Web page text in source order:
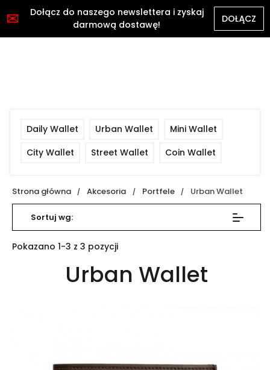
Daily Wallet Urban Wallet
Mini Wallet
City Wallet
Street Wallet Coin Wallet
Strona główna Akcesoria Portfele Urban Wallet
Sortuj wg:
Pokazano 1-3 z 3 pozycji
Urban Wallet
✉
Dołącz do naszego newslettera i zyskaj
darmową dostawę!
DOŁĄCZ